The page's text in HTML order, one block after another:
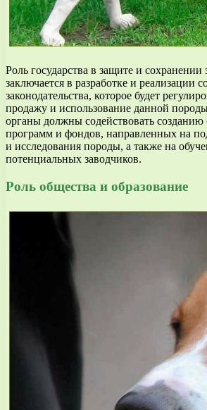
Роль государства в защите и сохранении
заключается в разработке и реализации
законодательства, которое будет
продажу и использование данной
органы должны содействовать
программ и фондов, направленных на
и исследования породы, а также на
потенциальных заводчиков.
Роль общества и образование